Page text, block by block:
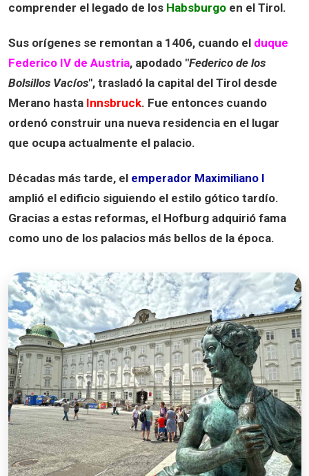
comprender el legado de los Habsburgo en el Tirol.
Sus orígenes se remontan a 1406, cuando el duque
Federico IV de Austria, apodado "Federico de los
Bolsillos Vacíos", trasladó la capital del Tirol desde
Merano hasta Innsbruck. Fue entonces cuando
ordenó construir una nueva residencia en el lugar
que ocupa actualmente el palacio.
Décadas más tarde, el emperador Maximiliano I
amplió el edificio siguiendo el estilo gótico tardío.
Gracias a estas reformas, el Hofburg adquirió fama
como uno de los palacios más bellos de la época.